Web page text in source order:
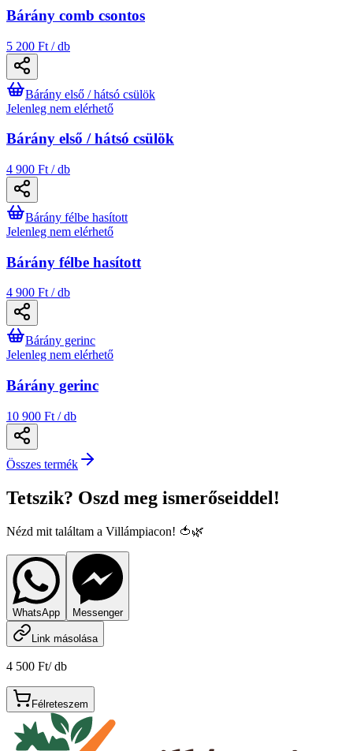
Bárány comb csontos
5 200 Ft / db
Bárány első / hátsó csülök
Jelenleg nem elérhető
Bárány első / hátsó csülök
4 900 Ft / db
Bárány félbe hasított
Jelenleg nem elérhető
Bárány félbe hasított
4 900 Ft / db
Bárány gerinc
Jelenleg nem elérhető
Bárány gerinc
10 900 Ft / db
Összes termék
Tetszik? Oszd meg ismerőseiddel!
Nézd mit találtam a Villámpiacon! 🍅🌿
WhatsApp Messenger
Link másolása
4 500 Ft/db
Félreteszem